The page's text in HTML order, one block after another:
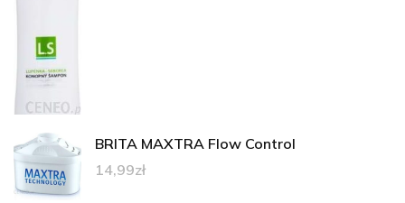
BRITA MAXTRA Flow Control
14,99zł